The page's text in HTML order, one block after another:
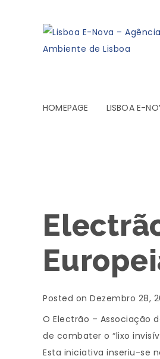
HOMEPAGE LISBOA E-
Posted on Dezembro 28,
O Electrão – Associação
de combater o “lixo
Esta iniciativa inseriu-se